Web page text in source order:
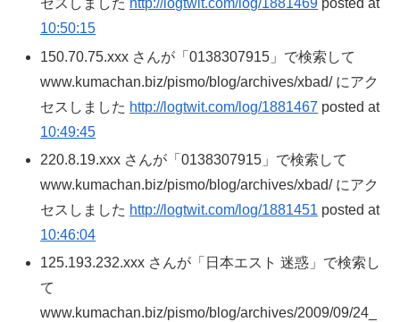
セスしました http://logtwit.com/log/1881469 posted at
10:50:15
150.70.75.xxx さんが「0138307915」で検索して
www.kumachan.biz/pismo/blog/archives/xbad/ にアク
セスしました http://logtwit.com/log/1881467 posted at
10:49:45
220.8.19.xxx さんが「0138307915」で検索して
www.kumachan.biz/pismo/blog/archives/xbad/ にアク
セスしました http://logtwit.com/log/1881451 posted at
10:46:04
125.193.232.xxx さんが「日本エスト 迷惑」で検索し
て
www.kumachan.biz/pismo/blog/archives/2009/09/24_